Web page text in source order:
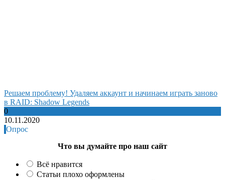
Решаем проблему! Удаляем аккаунт и начинаем играть заново
в RAID: Shadow Legends
0
10.11.2020
Опрос
Что вы думайте про наш сайт
Всё нравится
Статьи плохо оформлены